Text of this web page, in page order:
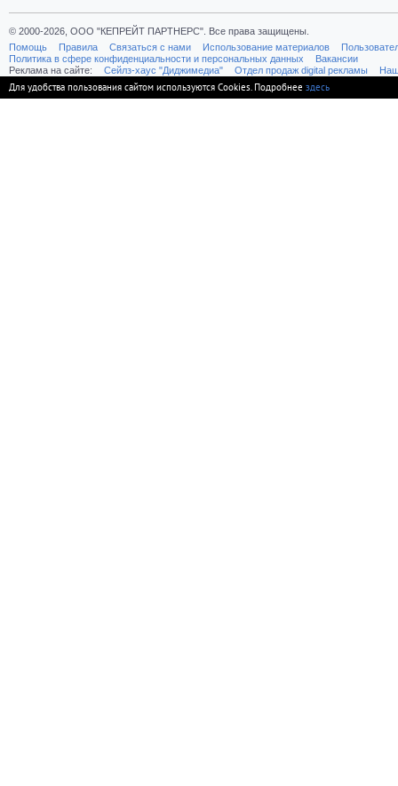
© 2000-2026, ООО "КЕПРЕЙТ ПАРТНЕРС". Все права защищены.
Помощь
Правила Связаться с нами Использование материалов
Политика в сфере конфиденциальности и персональных данных
Вакансии
Реклама на сайте:
Cейлз-хаус "Диджимедиа" Отдел продаж digital рекламы
Для удобства пользования сайтом используются Cookies. Подробнее здесь